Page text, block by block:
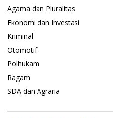
Agama dan Pluralitas
Ekonomi dan Investasi
Kriminal
Otomotif
Polhukam
Ragam
SDA dan Agraria